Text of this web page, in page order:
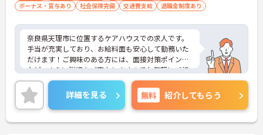
ボーナス・賞与あり
社会保険完備 交通費支給 退職金制度あり
奈良県天理市に位置するケアハウスでの求人です。
手当が充実しており、お給料面も安心して勤務いた
だけます！ご興味のある方には、面接対策ポイント
など、さらに詳細をご案内しますのでお気軽にご相
談ください！
詳細を見る 無料 紹介してもらう